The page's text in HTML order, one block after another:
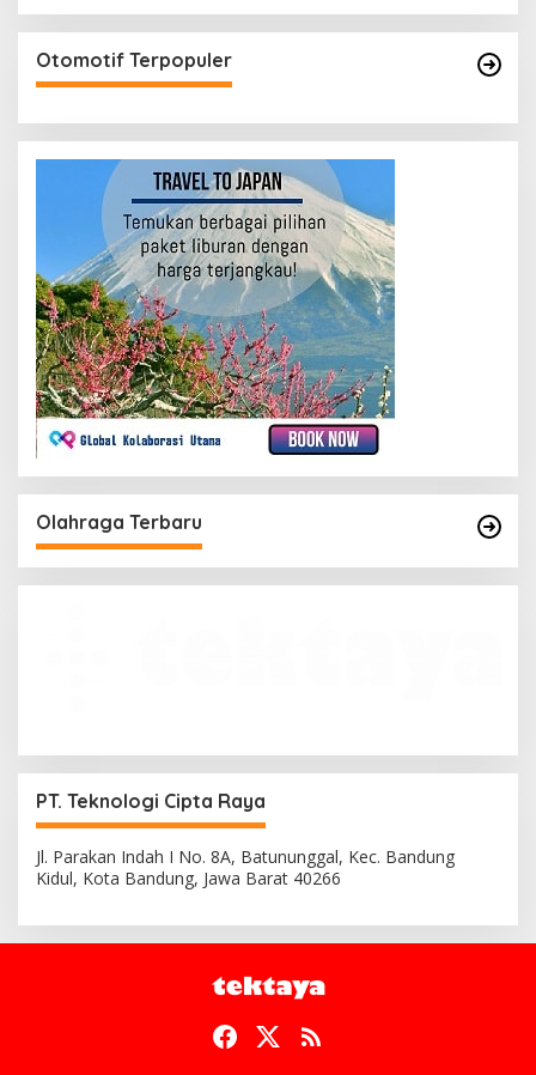
Otomotif Terpopuler
Olahraga Terbaru
PT. Teknologi Cipta Raya
Jl. Parakan Indah I No. 8A, Batununggal, Kec. Bandung
Kidul, Kota Bandung, Jawa Barat 40266